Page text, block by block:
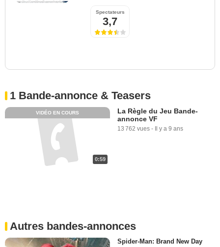
Spectateurs
3,7
1 Bande-annonce & Teasers
0:59
VIDÉO EN COURS
La Règle du Jeu Bande-
annonce VF
13 762 vues - Il y a 9 ans
Autres bandes-annonces
Spider-Man: Brand New Day